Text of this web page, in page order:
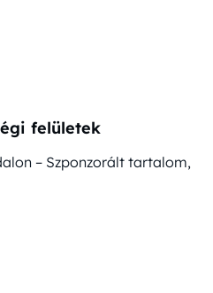
felületek
– Szponzorált tartalom,